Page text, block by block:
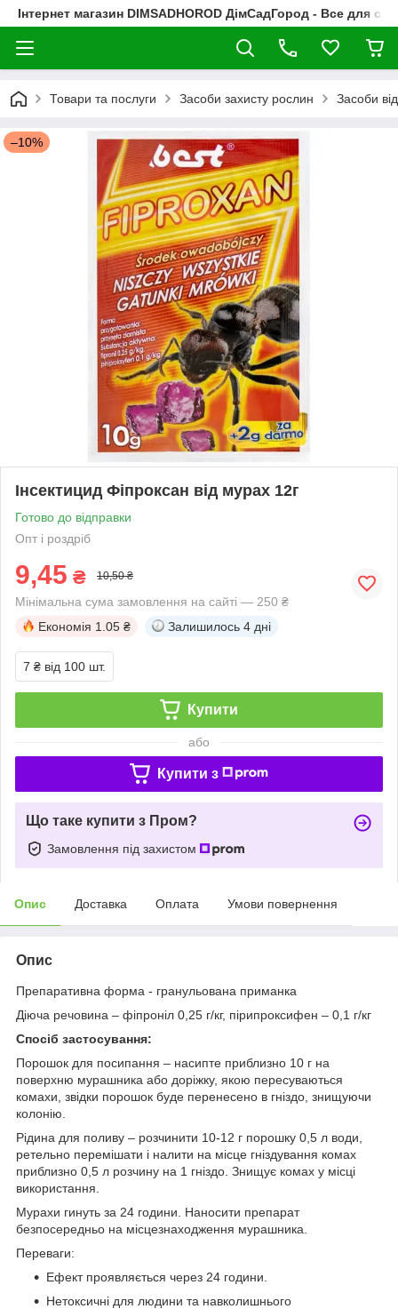
Інтернет магазин DIMSADHOROD ДімСадГород - Все для
Товари та послуги Засоби захисту рослин Засоби
–10%
Інсектицид Фіпроксан від мурах 12г
Готово до відправки
Опт і роздріб
9,45 ₴ 10,50 ₴
Мінімальна сума замовлення на сайті — 250 ₴
Економія 1.05 ₴ Залишилось 4 дні
7 ₴ від 100 шт.
Купити
або
Купити з
Що таке купити з Пром?
Замовлення під захистом
Опис Доставка Оплата Умови повернення
Опис
Препаративна форма - гранульована приманка
Діюча речовина – фіпроніл 0,25 г/кг, пірипроксифен – 0,1 г/кг
Спосіб застосування:
Порошок для посипання – насипте приблизно 10 г на
поверхню мурашника або доріжку, якою пересуваються
комахи, звідки порошок буде перенесено в гніздо, знищуючи
колонію.
Рідина для поливу – розчинити 10-12 г порошку 0,5 л води,
ретельно перемішати і налити на місце гніздування комах
приблизно 0,5 л розчину на 1 гніздо. Знищує комах у місці
використання.
Мурахи гинуть за 24 години. Наносити препарат
безпосередньо на місцезнаходження мурашника.
Переваги:
Ефект проявляється через 24 години.
Нетоксичні для людини та навколишнього